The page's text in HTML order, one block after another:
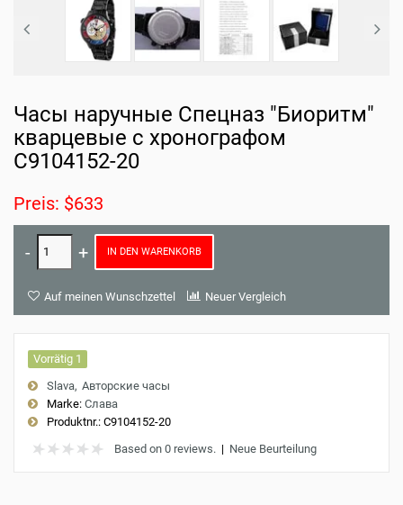
Часы наручные Спецназ "Биоритм"
кварцевые с хронографом
С9104152-20
Preis: $633
IN DEN WARENKORB
Auf meinen Wunschzettel Neuer Vergleich
Vorrätig 1
Slava Авторские часы
Marke: Слава
Produktnr.: С9104152-20
Based on 0 reviews. | Neue Beurteilung